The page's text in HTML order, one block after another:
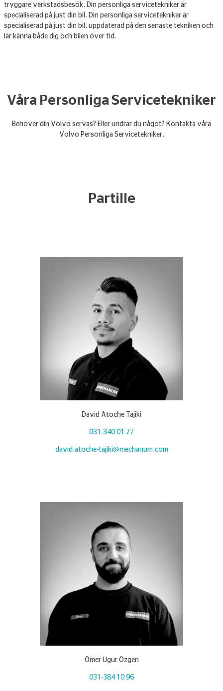
tryggare verkstadsbesök. Din personliga servicetekniker är
specialiserad på just din bil. Din personliga servicetekniker är
specialiserad på just din bil, uppdaterad på den senaste tekniken och
lär känna både dig och bilen över tid.
Våra Personliga Servicetekniker
Behöver din Volvo servas? Eller undrar du något? Kontakta våra
Volvo Personliga Servicetekniker.
Partille
David Atoche Tajiki
031-340 01 77
david.atoche-tajiki@mechanum.com
Ömer Ugur Özgen
031-384 10 96